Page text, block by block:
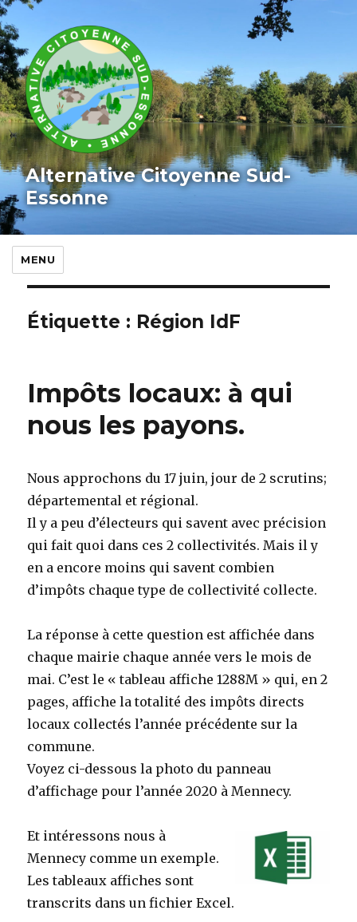
Alternative Citoyenne Sud-
Essonne
MENU
Étiquette : Région IdF
Impôts locaux: à qui
nous les payons.
Nous approchons du 17 juin, jour de 2 scrutins;
départemental et régional.
Il y a peu d’électeurs qui savent avec précision
qui fait quoi dans ces 2 collectivités. Mais il y
en a encore moins qui savent combien
d’impôts chaque type de collectivité collecte.
La réponse à cette question est affichée dans
chaque mairie chaque année vers le mois de
mai. C’est le « tableau affiche 1288M » qui, en 2
pages, affiche la totalité des impôts directs
locaux collectés l’année précédente sur la
commune.
Voyez ci-dessous la photo du panneau
d’affichage pour l’année 2020 à Mennecy.
Et intéressons nous à
Mennecy comme un exemple.
Les tableaux affiches sont
transcrits dans un fichier Excel.